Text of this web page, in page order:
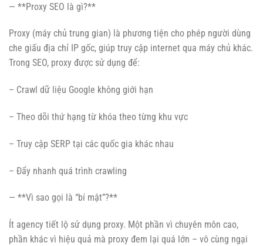
— **Proxy SEO là gì?**
Proxy (máy chủ trung gian) là phương tiện cho phép người dùng
che giấu địa chỉ IP gốc, giúp truy cập internet qua máy chủ khác.
Trong SEO, proxy được sử dụng để:
– Crawl dữ liệu Google không giới hạn
– Theo dõi thứ hạng từ khóa theo từng khu vực
– Truy cập SERP tại các quốc gia khác nhau
– Đẩy nhanh quá trình crawling
— **Vì sao gọi là “bí mật”?**
Ít agency tiết lộ sử dụng proxy. Một phần vì chuyên môn cao,
phần khác vì hiệu quả mà proxy đem lại quá lớn – vô cùng ngại